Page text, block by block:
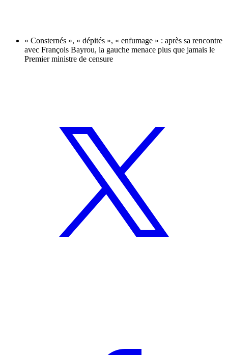
« Consternés », « dépités », « enfumage » : après sa rencontre
avec François Bayrou, la gauche menace plus que jamais le
Premier ministre de censure